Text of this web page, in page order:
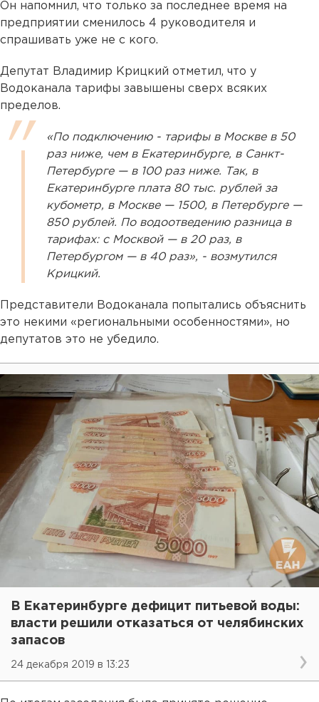
Он напомнил, что только за последнее время на
предприятии сменилось 4 руководителя и
спрашивать уже не с кого.
Депутат Владимир Крицкий отметил, что у
Водоканала тарифы завышены сверх всяких
пределов.
«По подключению - тарифы в Москве в 50
раз ниже, чем в Екатеринбурге, в Санкт-
Петербурге — в 100 раз ниже. Так, в
Екатеринбурге плата 80 тыс. рублей за
кубометр, в Москве — 1500, в Петербурге —
850 рублей. По водоотведению разница в
тарифах: с Москвой — в 20 раз, в
Петербургом — в 40 раз», - возмутился
Крицкий.
Представители Водоканала попытались объяснить
это некими «региональными особенностями», но
депутатов это не убедило.
В Екатеринбурге дефицит питьевой воды:
власти решили отказаться от челябинских
запасов
24 декабря 2019 в 13:23